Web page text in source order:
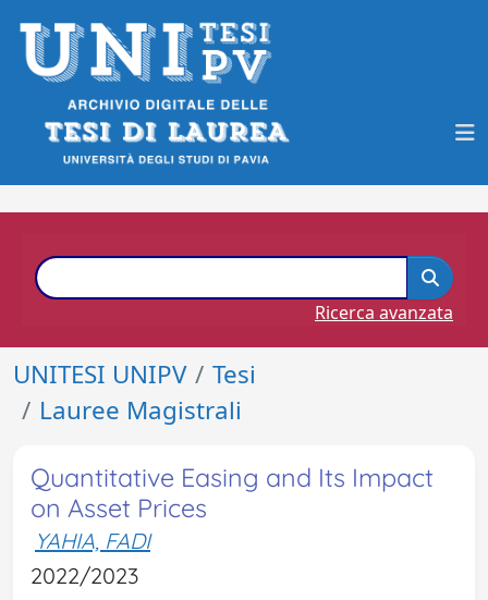
Ricerca avanzata
UNITESI UNIPV
Tesi
Lauree Magistrali
Quantitative Easing and Its Impact
on Asset Prices
YAHIA, FADI
2022/2023